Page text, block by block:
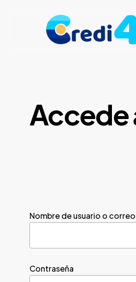
Accede
Nombre de usuario o
Contraseña